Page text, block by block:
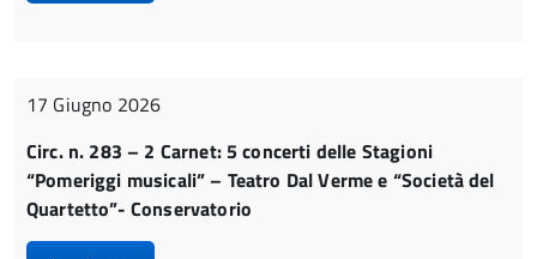
17 Giugno 2026
Circ. n. 283 – 2 Carnet: 5 concerti delle Stagioni
“Pomeriggi musicali” – Teatro Dal Verme e “Società del
Quartetto”- Conservatorio